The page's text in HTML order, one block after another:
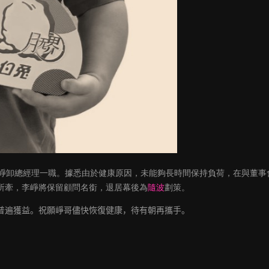
卸總經理一職。據悉由於健康原因，未能夠長時間保持負荷，在與董事
，李崢將保留顧問名銜，退居幕後為隨波劃策。
獲益。祝願崢哥儘快恢復健康，待有朝再攜手。